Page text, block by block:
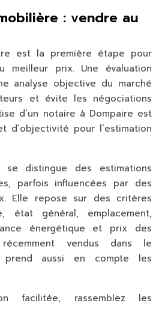
: vendre au
est la première étape pour
meilleur prix. Une évaluation
analyse objective du marché
et évite les négociations
d’un notaire à Dompaire est
pour l’estimation
se distingue des estimations
parfois influencées par des
Elle repose sur des critères
état général, emplacement,
énergétique et prix des
vendus dans le
prend aussi en compte les
facilitée, rassemblez les